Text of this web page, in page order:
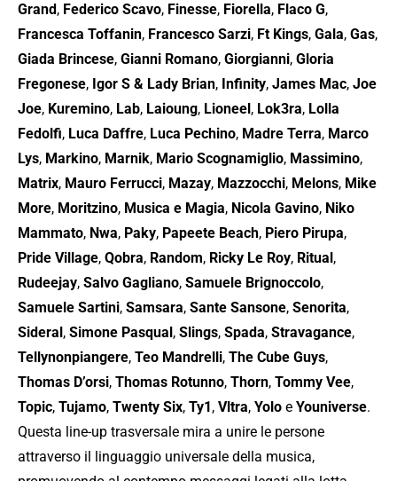
Grand , Federico Scavo, Finesse, Fiorella, Flaco G,
Francesca Toffanin, Francesco Sarzi, Ft Kings, Gala, Gas,
Giada Brincese, Gianni Romano, Giorgianni, Gloria
Fregonese, Igor S & Lady Brian, Infinity, James Mac, Joe
Joe, Kuremino, Lab, Laioung, Lioneel , Lok3ra, Lolla
Fedolfi, Luca Daffre, Luca Pechino, Madre Terra, Marco
Lys, Markino, Marnik, Mario Scognamiglio, Massimino,
Matrix, Mauro Ferrucci, Mazay, Mazzocchi, Melons, Mike
More, Moritzino, Musica e Magia, Nicola Gavino, Niko
Mammato, Nwa, Paky, Papeete Beach, Piero Pirupa,
Pride Village, Qobra, Random, Ricky Le Roy, Ritual ,
Rudeejay, Salvo Gagliano, Samuele Brignoccolo,
Samuele Sartini, Samsara, Sante Sansone, Senorita,
Sideral , Simone Pasqual , Slings, Spada, Stravagance,
Tellynonpiangere, Teo Mandrelli, The Cube Guys,
Thomas D’orsi, Thomas Rotunno, Thorn, Tommy Vee,
Topic, Tujamo, Twenty Six, Ty1 , Vltra, Yolo e Youniverse.
Questa line-up trasversale mira a unire le persone
attraverso il linguaggio universale della musica,